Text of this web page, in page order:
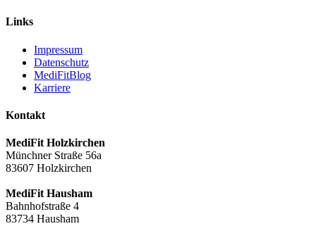
Links
Impressum
Datenschutz
MediFitBlog
Karriere
Kontakt
MediFit Holzkirchen
Münchner Straße 56a
83607 Holzkirchen
MediFit Hausham
Bahnhofstraße 4
83734 Hausham